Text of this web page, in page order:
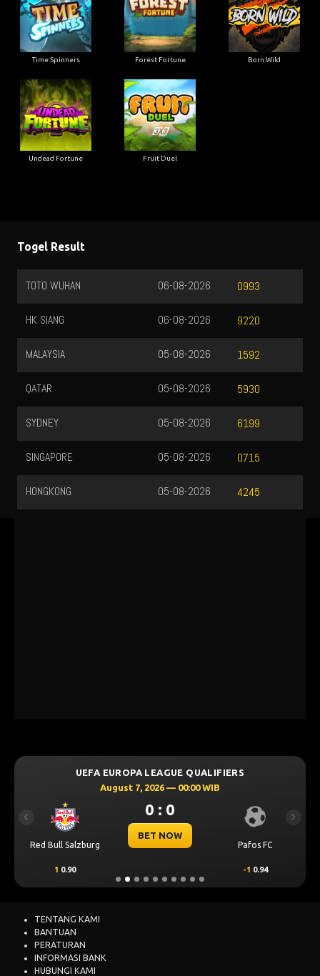
Time Spinners Forest Fortune Born Wild
Undead Fortune Fruit Duel
UEFA EUROPA LEAGUE QUALIFIERS
August 7, 2026 — 00:00 WIB
Red Bull Salzburg
0 : 0
BET NOW
Pafos FC
1 0.90 -1 0.94
Previous Next
Togel Result
TOTO WUHAN 0993
06-08-2026
HK SIANG 9220
06-08-2026
MALAYSIA 1592
05-08-2026
QATAR 5930
05-08-2026
SYDNEY 6199
05-08-2026
SINGAPORE 0715
05-08-2026
HONGKONG 4245
05-08-2026
TENTANG KAMI
BANTUAN
PERATURAN
INFORMASI BANK
HUBUNGI KAMI